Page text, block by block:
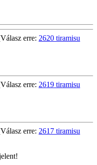
erre: 2620 tiramisu
erre: 2619 tiramisu
erre: 2617 tiramisu